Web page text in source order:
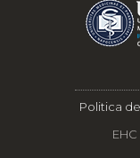
Politica